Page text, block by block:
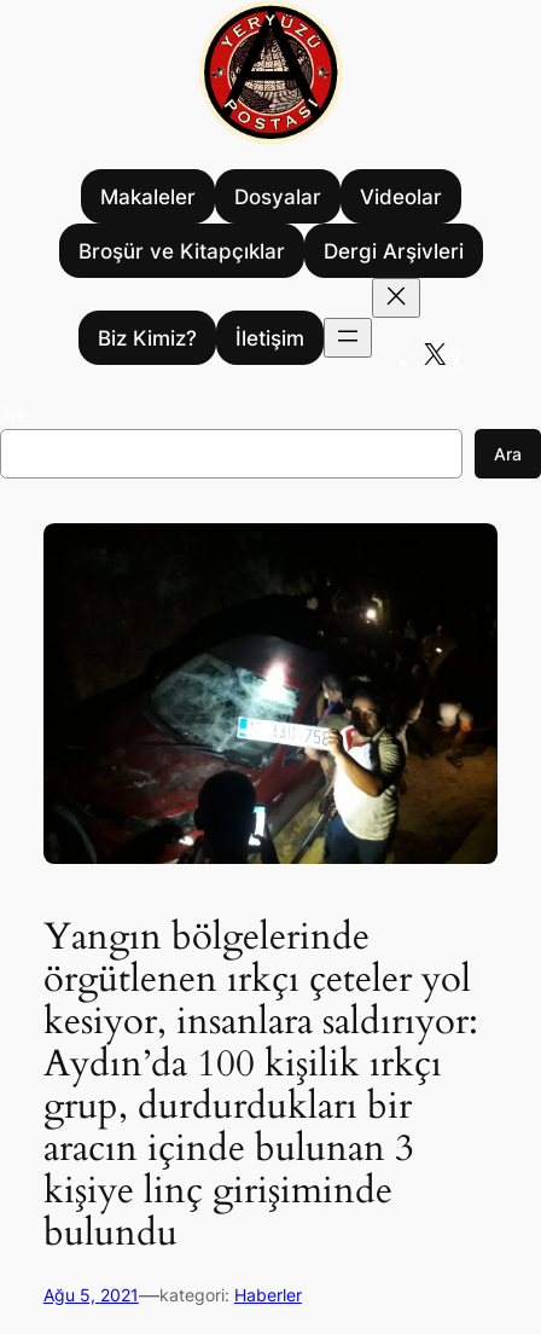
Makaleler Dosyalar Videolar
Broşür ve Kitapçıklar Dergi Arşivleri
Biz Kimiz?
İletişim
Ara
Yangın bölgelerinde
örgütlenen ırkçı çeteler yol
kesiyor, insanlara saldırıyor:
Aydın’da 100 kişilik ırkçı
grup, durdurdukları bir
aracın içinde bulunan 3
kişiye linç girişiminde
bulundu
Ağu 5, 2021—kategori: Haberler